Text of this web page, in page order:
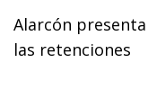
Alarcón
las retenciones